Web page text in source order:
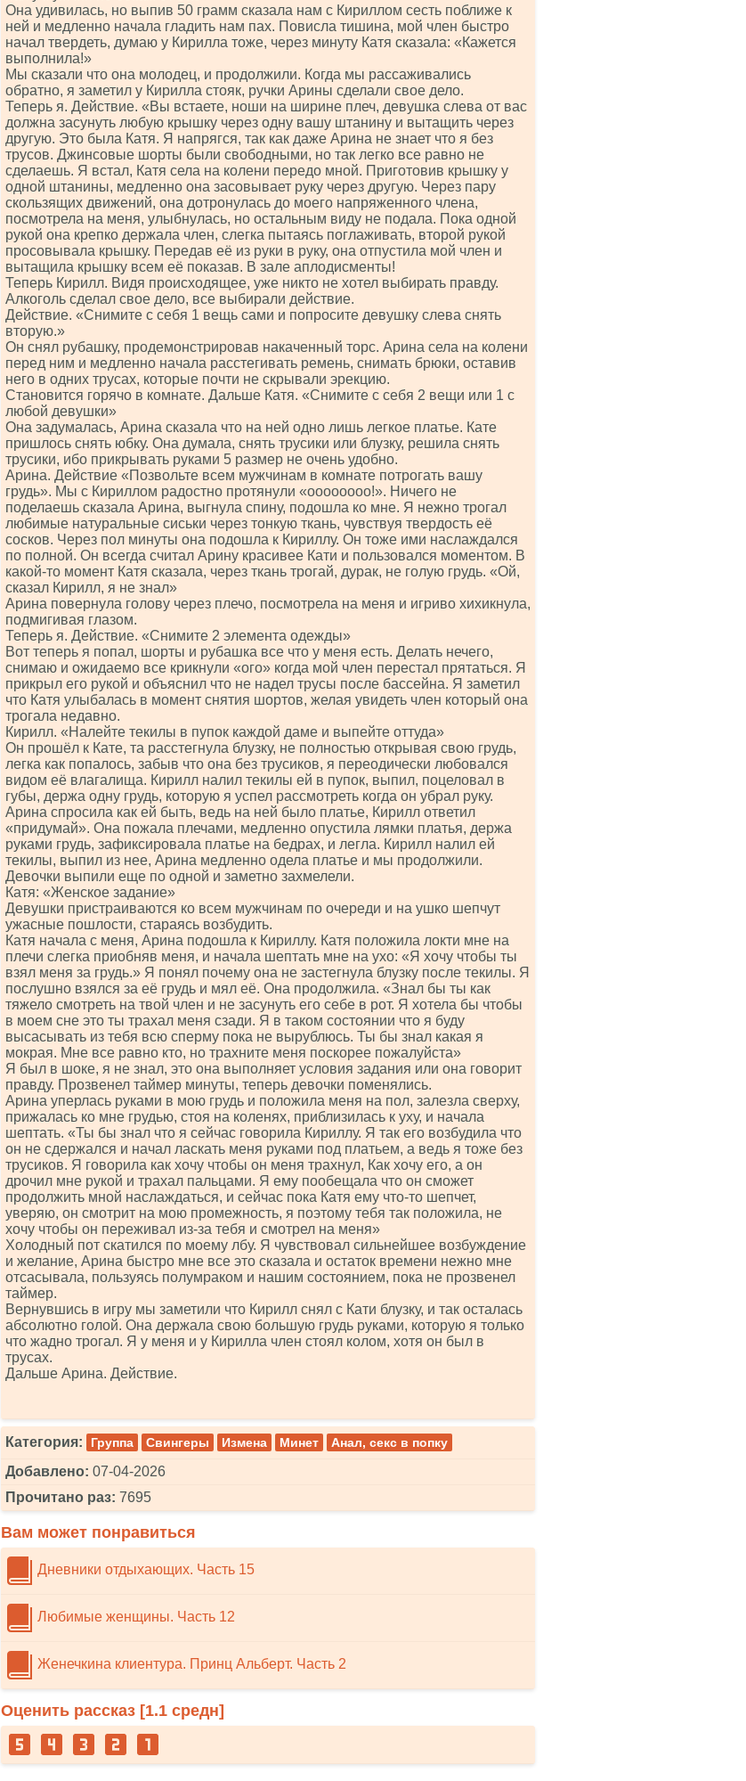
Она удивилась, но выпив 50 грамм сказала нам с Кириллом сесть поближе к
ней и медленно начала гладить нам пах. Повисла тишина, мой член быстро
начал твердеть, думаю у Кирилла тоже, через минуту Катя сказала: «Кажется
выполнила!»
Мы сказали что она молодец, и продолжили. Когда мы рассаживались
обратно, я заметил у Кирилла стояк, ручки Арины сделали свое дело.
Теперь я. Действие. «Вы встаете, ноши на ширине плеч, девушка слева от вас
должна засунуть любую крышку через одну вашу штанину и вытащить через
другую. Это была Катя. Я напрягся, так как даже Арина не знает что я без
трусов. Джинсовые шорты были свободными, но так легко все равно не
сделаешь. Я встал, Катя села на колени передо мной. Приготовив крышку у
одной штанины, медленно она засовывает руку через другую. Через пару
скользящих движений, она дотронулась до моего напряженного члена,
посмотрела на меня, улыбнулась, но остальным виду не подала. Пока одной
рукой она крепко держала член, слегка пытаясь поглаживать, второй рукой
просовывала крышку. Передав её из руки в руку, она отпустила мой член и
вытащила крышку всем её показав. В зале аплодисменты!
Теперь Кирилл. Видя происходящее, уже никто не хотел выбирать правду.
Алкоголь сделал свое дело, все выбирали действие.
Действие. «Снимите с себя 1 вещь сами и попросите девушку слева снять
вторую.»
Он снял рубашку, продемонстрировав накаченный торс. Арина села на колени
перед ним и медленно начала расстегивать ремень, снимать брюки, оставив
него в одних трусах, которые почти не скрывали эрекцию.
Становится горячо в комнате. Дальше Катя. «Снимите с себя 2 вещи или 1 с
любой девушки»
Она задумалась, Арина сказала что на ней одно лишь легкое платье. Кате
пришлось снять юбку. Она думала, снять трусики или блузку, решила снять
трусики, ибо прикрывать руками 5 размер не очень удобно.
Арина. Действие «Позвольте всем мужчинам в комнате потрогать вашу
грудь». Мы с Кириллом радостно протянули «оооооооо!». Ничего не
поделаешь сказала Арина, выгнула спину, подошла ко мне. Я нежно трогал
любимые натуральные сиськи через тонкую ткань, чувствуя твердость её
сосков. Через пол минуты она подошла к Кириллу. Он тоже ими наслаждался
по полной. Он всегда считал Арину красивее Кати и пользовался моментом. В
какой-то момент Катя сказала, через ткань трогай, дурак, не голую грудь. «Ой,
сказал Кирилл, я не знал»
Арина повернула голову через плечо, посмотрела на меня и игриво хихикнула,
подмигивая глазом.
Теперь я. Действие. «Снимите 2 элемента одежды»
Вот теперь я попал, шорты и рубашка все что у меня есть. Делать нечего,
снимаю и ожидаемо все крикнули «ого» когда мой член перестал прятаться. Я
прикрыл его рукой и объяснил что не надел трусы после бассейна. Я заметил
что Катя улыбалась в момент снятия шортов, желая увидеть член который она
трогала недавно.
Кирилл. «Налейте текилы в пупок каждой даме и выпейте оттуда»
Он прошёл к Кате, та расстегнула блузку, не полностью открывая свою грудь,
легка как попалось, забыв что она без трусиков, я переодически любовался
видом её влагалища. Кирилл налил текилы ей в пупок, выпил, поцеловал в
губы, держа одну грудь, которую я успел рассмотреть когда он убрал руку.
Арина спросила как ей быть, ведь на ней было платье, Кирилл ответил
«придумай». Она пожала плечами, медленно опустила лямки платья, держа
руками грудь, зафиксировала платье на бедрах, и легла. Кирилл налил ей
текилы, выпил из нее, Арина медленно одела платье и мы продолжили.
Девочки выпили еще по одной и заметно захмелели.
Катя: «Женское задание»
Девушки пристраиваются ко всем мужчинам по очереди и на ушко шепчут
ужасные пошлости, стараясь возбудить.
Катя начала с меня, Арина подошла к Кириллу. Катя положила локти мне на
плечи слегка приобняв меня, и начала шептать мне на ухо: «Я хочу чтобы ты
взял меня за грудь.» Я понял почему она не застегнула блузку после текилы. Я
послушно взялся за её грудь и мял её. Она продолжила. «Знал бы ты как
тяжело смотреть на твой член и не засунуть его себе в рот. Я хотела бы чтобы
в моем сне это ты трахал меня сзади. Я в таком состоянии что я буду
высасывать из тебя всю сперму пока не вырублюсь. Ты бы знал какая я
мокрая. Мне все равно кто, но трахните меня поскорее пожалуйста»
Я был в шоке, я не знал, это она выполняет условия задания или она говорит
правду. Прозвенел таймер минуты, теперь девочки поменялись.
Арина уперлась руками в мою грудь и положила меня на пол, залезла сверху,
прижалась ко мне грудью, стоя на коленях, приблизилась к уху, и начала
шептать. «Ты бы знал что я сейчас говорила Кириллу. Я так его возбудила что
он не сдержался и начал ласкать меня руками под платьем, а ведь я тоже без
трусиков. Я говорила как хочу чтобы он меня трахнул, Как хочу его, а он
дрочил мне рукой и трахал пальцами. Я ему пообещала что он сможет
продолжить мной наслаждаться, и сейчас пока Катя ему что-то шепчет,
уверяю, он смотрит на мою промежность, я поэтому тебя так положила, не
хочу чтобы он переживал из-за тебя и смотрел на меня»
Холодный пот скатился по моему лбу. Я чувствовал сильнейшее возбуждение
и желание, Арина быстро мне все это сказала и остаток времени нежно мне
отсасывала, пользуясь полумраком и нашим состоянием, пока не прозвенел
таймер.
Вернувшись в игру мы заметили что Кирилл снял с Кати блузку, и так осталась
абсолютно голой. Она держала свою большую грудь руками, которую я только
что жадно трогал. Я у меня и у Кирилла член стоял колом, хотя он был в
трусах.
Дальше Арина. Действие.
Категория: Группа Свингеры Измена Минет Анал, секс в попку
Добавлено: 07-04-2026
Прочитано раз: 7695
Вам может понравиться
Дневники отдыхающих. Часть 15
Любимые женщины. Часть 12
Женечкина клиентура. Принц Альберт. Часть 2
Оценить рассказ [1.1 средн]